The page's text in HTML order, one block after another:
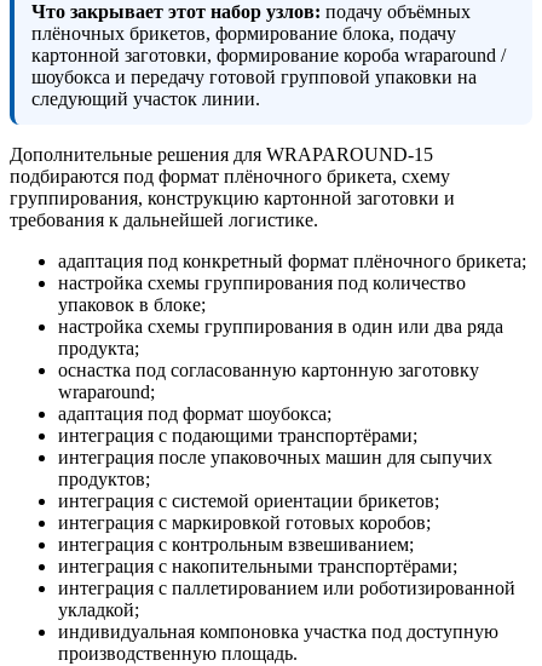
Что закрывает этот набор узлов: подачу объёмных
плёночных брикетов, формирование блока, подачу
картонной заготовки, формирование короба wraparound /
шоубокса и передачу готовой групповой упаковки на
следующий участок линии.
Дополнительные решения для WRAPAROUND-15
подбираются под формат плёночного брикета, схему
группирования, конструкцию картонной заготовки и
требования к дальнейшей логистике.
адаптация под конкретный формат плёночного брикета;
настройка схемы группирования под количество
упаковок в блоке;
настройка схемы группирования в один или два ряда
продукта;
оснастка под согласованную картонную заготовку
wraparound;
адаптация под формат шоубокса;
интеграция с подающими транспортёрами;
интеграция после упаковочных машин для сыпучих
продуктов;
интеграция с системой ориентации брикетов;
интеграция с маркировкой готовых коробов;
интеграция с контрольным взвешиванием;
интеграция с накопительными транспортёрами;
интеграция с паллетированием или роботизированной
укладкой;
индивидуальная компоновка участка под доступную
производственную площадь.